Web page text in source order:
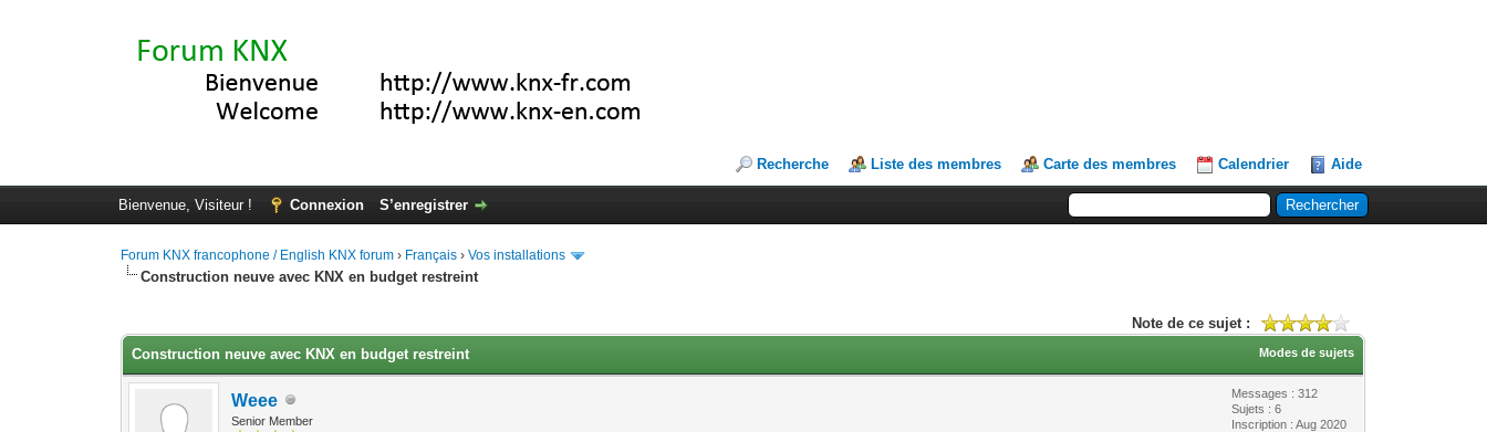
Recherche Liste des membres Carte des membres Calendrier Aide
Bienvenue, Visiteur ! Connexion S’enregistrer
Forum KNX francophone / English KNX forum › Français ›Vos installations
Construction neuve avec KNX en budget restreint
Note de ce sujet :
Modes de sujets
Construction neuve avec KNX en budget restreint
Weee
Senior Member
Messages : 312
Sujets : 6
Inscription : Aug 2020